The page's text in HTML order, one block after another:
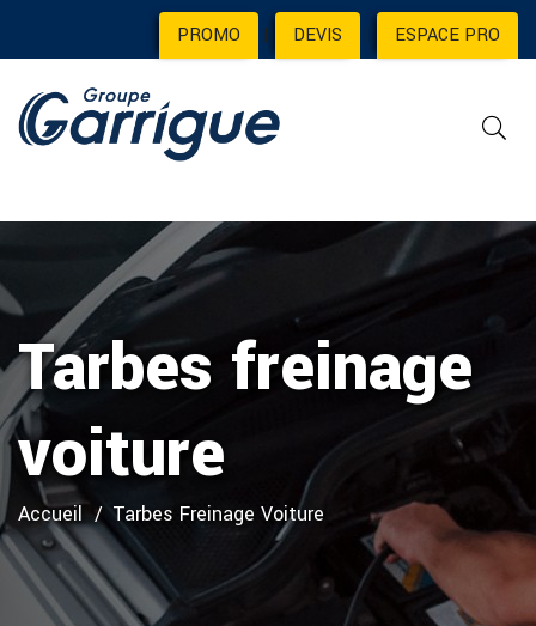
PROMO | DEVIS | ESPACE PRO
Tarbes freinage
voiture
Accueil Tarbes Freinage Voiture